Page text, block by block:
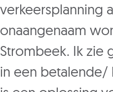
verkeersplanning
onaangenaam
Strombeek. Ik zie
in een betalende/